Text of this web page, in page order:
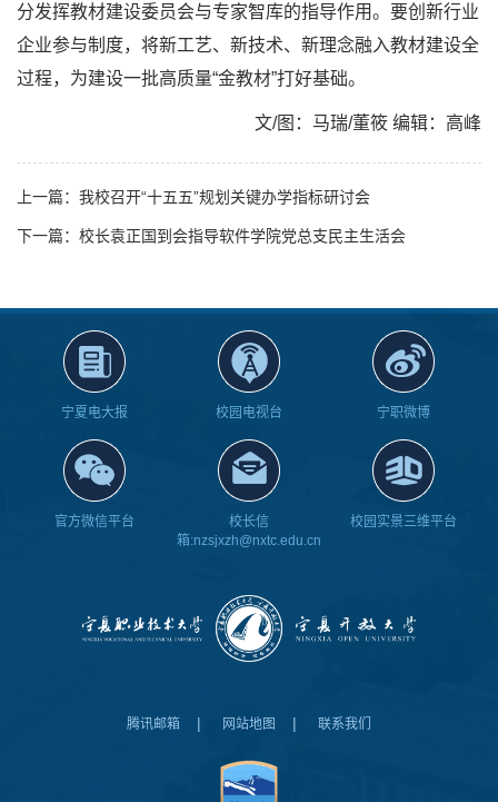
分发挥教材建设委员会与专家智库的指导作用。要创新行业
企业参与制度，将新工艺、新技术、新理念融入教材建设全
过程，为建设一批高质量“金教材”打好基础。
文/图：马瑞/董筱 编辑：高峰
上一篇：我校召开“十五五”规划关键办学指标研讨会
下一篇：校长袁正国到会指导软件学院党总支民主生活会
宁夏电大报 校园电视台 宁职微博
官方微信平台
校长信
箱:nzsjxzh@nxtc.edu.cn
校园实景三维平台
腾讯邮箱 | 网站地图 | 联系我们